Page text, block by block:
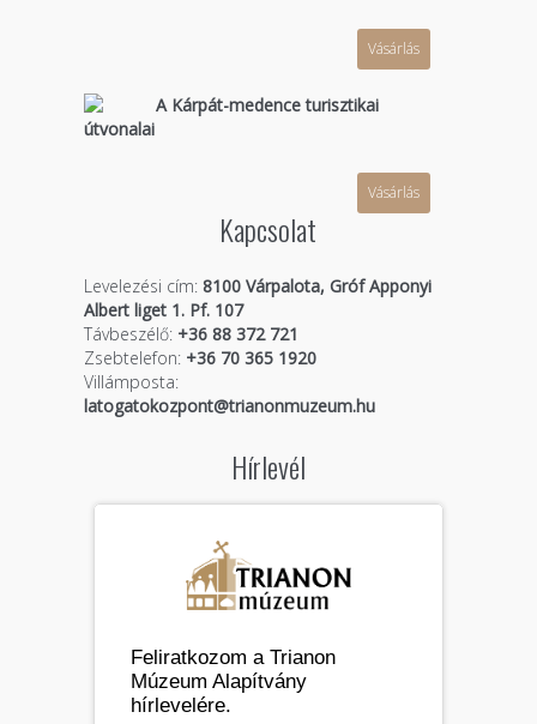
Vásárlás
A Kárpát-medence turisztikai
útvonalai
Vásárlás
Kapcsolat
Levelezési cím: 8100 Várpalota, Gróf Apponyi
Albert liget 1. Pf. 107
Távbeszélő:+36 88 372 721
Zsebtelefon:+36 70 365 1920
Villámposta:
latogatokozpont@trianonmuzeum.hu
Hírlevél